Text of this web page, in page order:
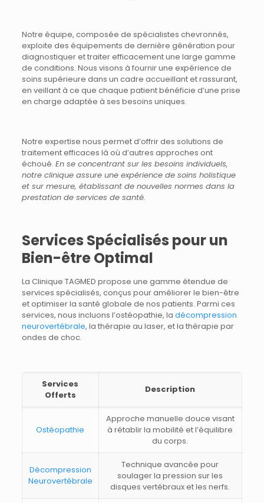
Notre équipe, composée de spécialistes chevronnés,
exploite des équipements de dernière génération pour
diagnostiquer et traiter efficacement une large gamme
de conditions. Nous visons à fournir une expérience de
soins supérieure dans un cadre accueillant et rassurant,
en veillant à ce que chaque patient bénéficie d’une prise
en charge adaptée à ses besoins uniques.
Notre expertise nous permet d’offrir des solutions de
traitement efficaces là où d’autres approches ont
échoué. En se concentrant sur les besoins individuels,
notre clinique assure une expérience de soins holistique
et sur mesure, établissant de nouvelles normes dans la
prestation de services de santé.
Services Spécialisés pour un
Bien-être Optimal
La Clinique TAGMED propose une gamme étendue de
services spécialisés, conçus pour améliorer le bien-être
et optimiser la santé globale de nos patients. Parmi ces
services, nous incluons l’ostéopathie, la décompression
neurovertébrale, la thérapie au laser, et la thérapie par
ondes de choc.
Services
Offerts
Description
Ostéopathie
Approche manuelle douce visant
à rétablir la mobilité et l’équilibre
du corps.
Décompression
Neurovertébrale
Technique avancée pour
soulager la pression sur les
disques vertébraux et les nerfs.